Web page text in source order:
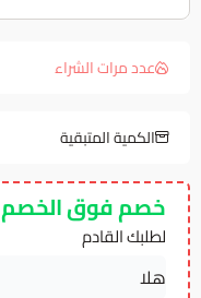
عدد مرات الشراء
الكمية المتبقية
خصم فوق الخصم
لطلبك القادم